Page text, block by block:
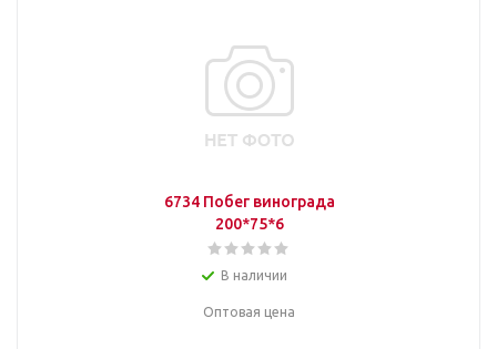
6734 Побег винограда
200*75*6
В наличии
Оптовая цена